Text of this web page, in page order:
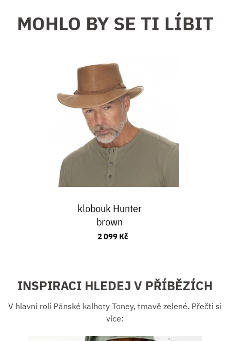
MOHLO BY SE TI LÍBIT
klobouk Hunter
brown
2 099 Kč
INSPIRACI HLEDEJ V PŘÍBĚZÍCH
V hlavní roli Pánské kalhoty Toney, tmavě zelené. Přečti si
více: